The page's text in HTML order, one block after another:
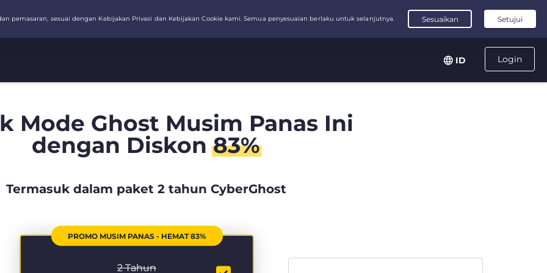
Login
ID
Mode Ghost Musim Panas Ini
dengan Diskon83%
Termasuk dalam paket 2 tahun CyberGhost
PROMO MUSIM PANAS - HEMAT 83%
2 Tahun